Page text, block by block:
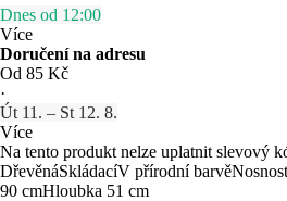
Dnes od 12:00
Více
Doručení na adresu
Od 85 Kč
·
Út 11. – St 12. 8.
Více
Na tento produkt nelze uplatnit slevový
DřevěnáSkládacíV přírodní barvě
90 cmHloubka 51 cm